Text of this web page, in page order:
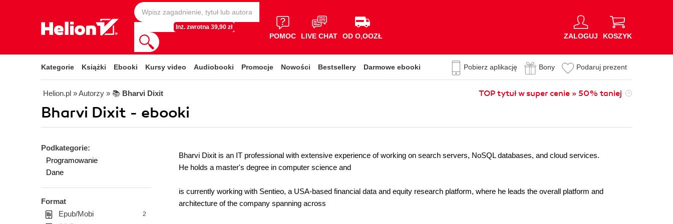
Inż. zwrotna 39,90 zł
POMOC LIVE CHAT OD O,OOZŁ ZALOGUJ KOSZYK
Kategorie Książki Ebooki Kursy video Audiobooki Promocje Nowości Bestsellery Darmowe ebooki Pobierz aplikację Bony Podaruj prezent
Helion.pl » Autorzy » 📚 Bharvi Dixit TOP tytuł w super cenie » 50% taniej
Bharvi Dixit - ebooki
Podkategorie:
Programowanie
Dane
Format
Epub/Mobi
2
Bharvi Dixit is an IT professional with extensive experience of working on search servers, NoSQL databases, and cloud services.
He holds a master's degree in computer science and
is currently working with Sentieo, a USA-based financial data and equity research platform, where he leads the overall platform and
architecture of the company spanning across